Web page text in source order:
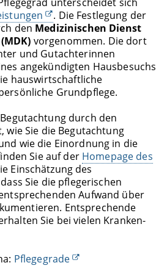
unterscheidet sich
. Die Festlegung der
den Medizinischen Dienst
vorgenommen. Die dort
und Gutachterinnen
angekündigten Hausbesuchs
hauswirtschaftliche
Grundpflege.
durch den
wie Sie die Begutachtung
wie die Einordnung in die
Sie auf der Homepage des
Einschätzung des
Sie die pflegerischen
Aufwand über
Entsprechende
Sie bei vielen Kranken-
Pflegegrade